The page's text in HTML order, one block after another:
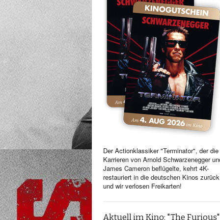
Der Actionklassiker "Terminator", der die
Karrieren von Arnold Schwarzenegger
James Cameron beflügelte, kehrt 4K-
restauriert in die deutschen Kinos zurück
und wir verlosen Freikarten!
Aktuell im Kino: "The Furious"